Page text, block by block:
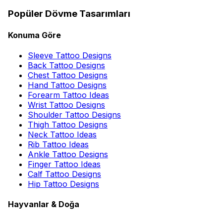
Popüler Dövme Tasarımları
Konuma Göre
Sleeve Tattoo Designs
Back Tattoo Designs
Chest Tattoo Designs
Hand Tattoo Designs
Forearm Tattoo Ideas
Wrist Tattoo Designs
Shoulder Tattoo Designs
Thigh Tattoo Designs
Neck Tattoo Ideas
Rib Tattoo Ideas
Ankle Tattoo Designs
Finger Tattoo Ideas
Calf Tattoo Designs
Hip Tattoo Designs
Hayvanlar & Doğa